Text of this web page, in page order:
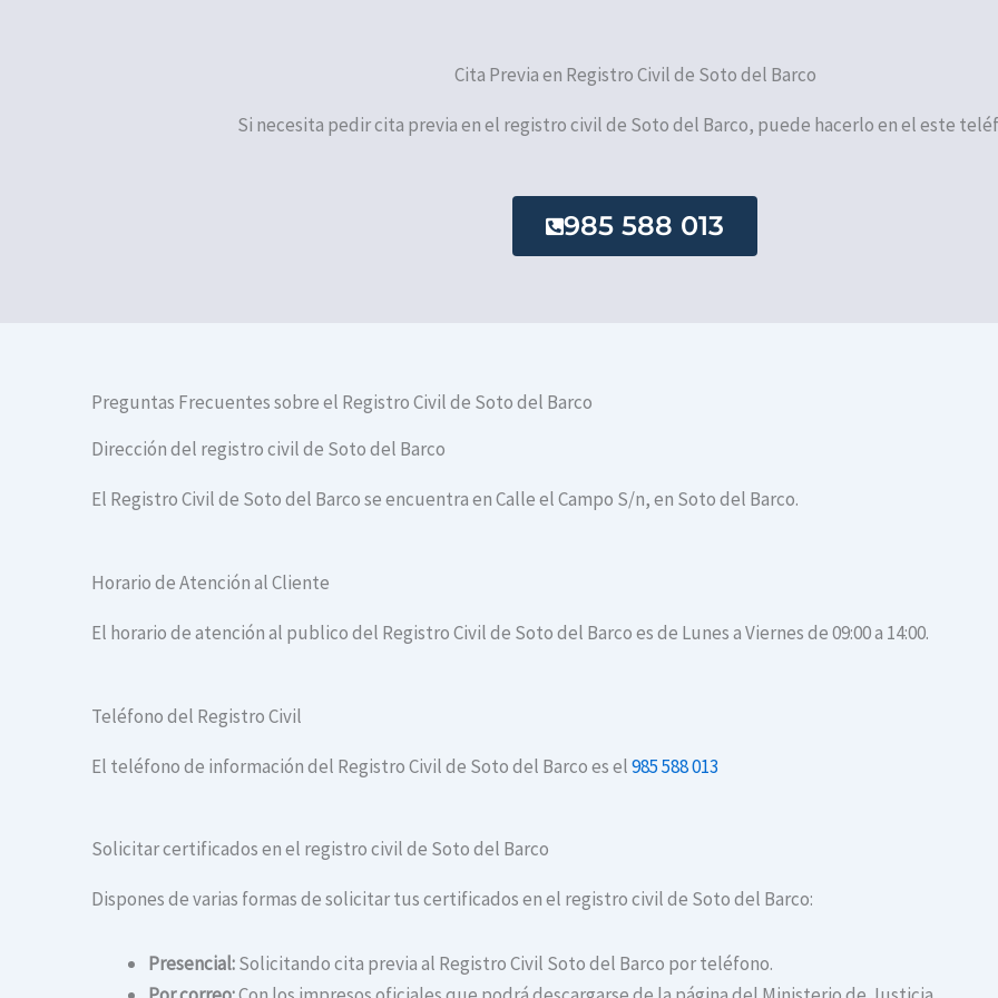
Cita Previa en Registro Civil de Soto del Barco
Si necesita pedir cita previa en el registro civil de Soto del Barco, puede hacerlo en el este
985 588 013
Preguntas Frecuentes sobre el Registro Civil de Soto del Barco
Dirección del registro civil de Soto del Barco
El Registro Civil de Soto del Barco se encuentra en Calle el Campo S/n, en Soto del Barco.
Horario de Atención al Cliente
El horario de atención al publico del Registro Civil de Soto del Barco es de Lunes a Viernes de 09:00 a 14:00.
Teléfono del Registro Civil
El teléfono de información del Registro Civil de Soto del Barco es el985 588 013
Solicitar certificados en el registro civil de Soto del Barco
Dispones de varias formas de solicitar tus certificados en el registro civil de Soto del Barco:
Presencial:Solicitando cita previa al Registro Civil Soto del Barco por teléfono.